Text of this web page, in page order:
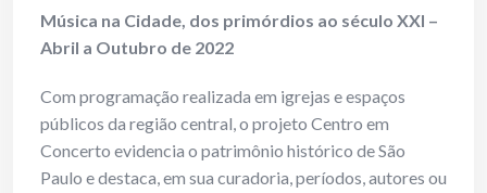
Música na Cidade, dos primórdios ao século XXI –
Abril a Outubro de 2022
Com programação realizada em igrejas e espaços
públicos da região central, o projeto Centro em
Concerto evidencia o patrimônio histórico de São
Paulo e destaca, em sua curadoria, períodos, autores ou